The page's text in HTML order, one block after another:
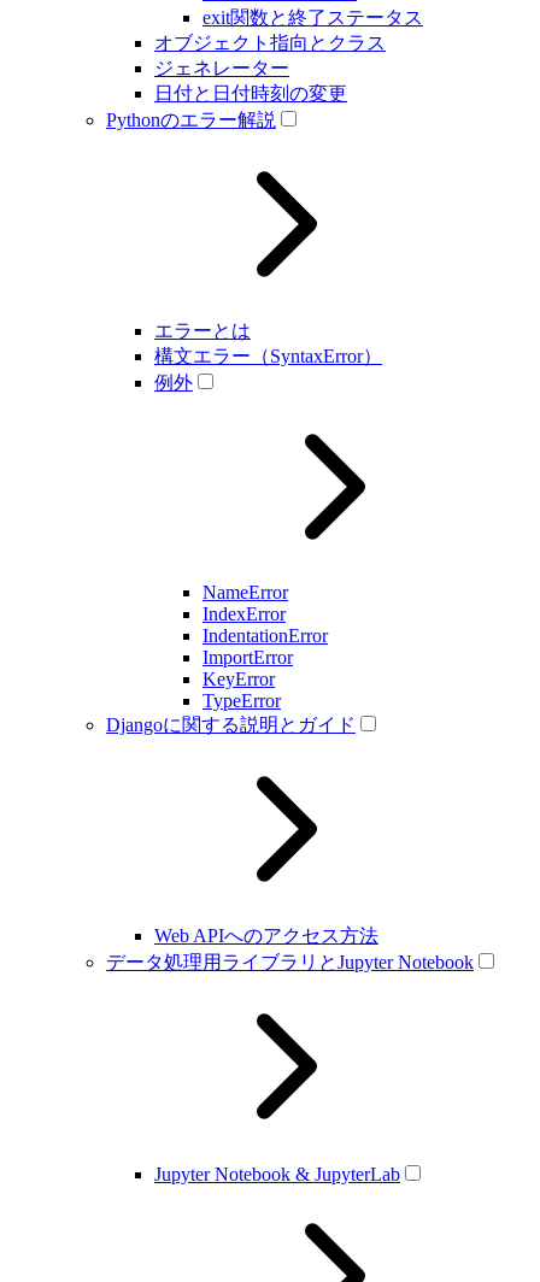
exit関数と終了ステータス
オブジェクト指向とクラス
ジェネレーター
日付と日付時刻の変更
Pythonのエラー解説
エラーとは
構文エラー（SyntaxError）
例外
NameError
IndexError
IndentationError
ImportError
KeyError
TypeError
Djangoに関する説明とガイド
Web APIへのアクセス方法
データ処理用ライブラリとJupyter Notebook
Jupyter Notebook & JupyterLab